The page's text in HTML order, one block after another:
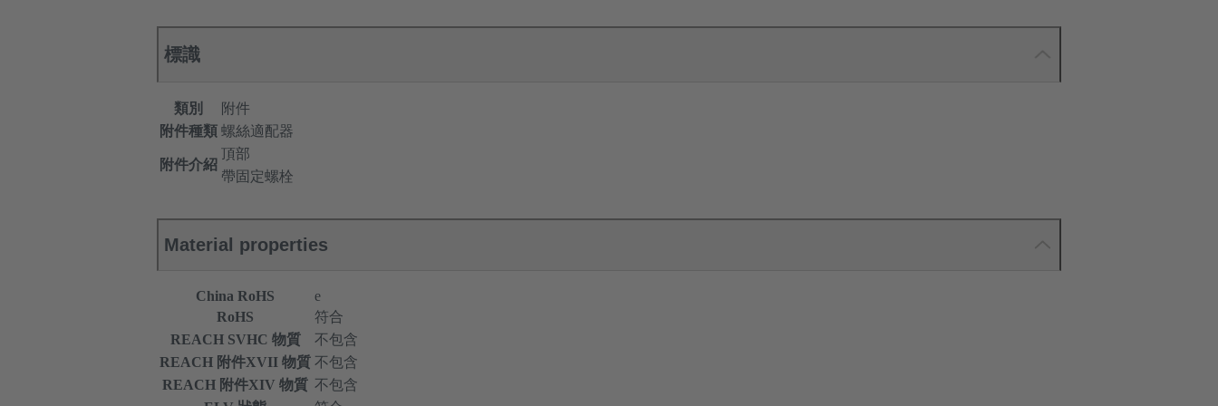
標識
類別
附件
附件種類 螺絲適配器
附件介紹
頂部
帶固定螺栓
Material properties
China RoHS
e
RoHS
符合
REACH SVHC 物質
不包含
REACH 附件XVII 物質 不包含
REACH 附件XIV 物質 不包含